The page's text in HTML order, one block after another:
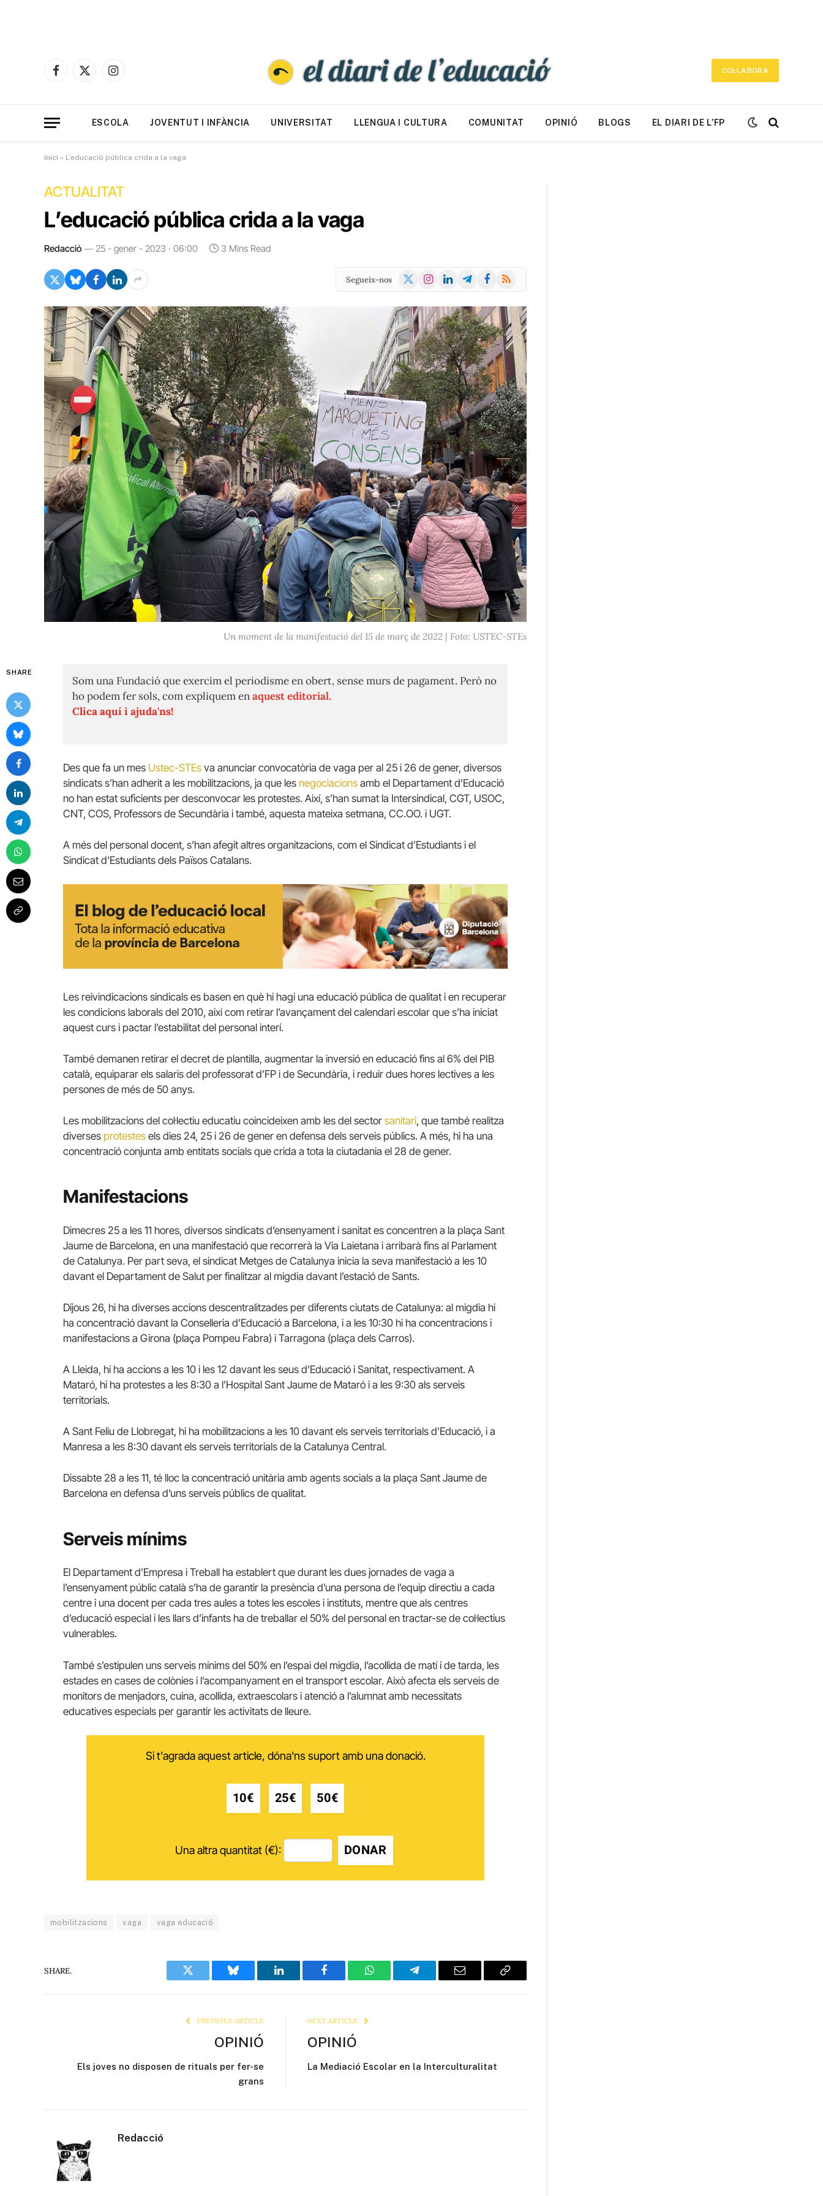
Facebook
X
Instagram
COL·LABORA
ESCOLA JOVENTUT I INFÀNCIA UNIVERSITAT LLENGUA I CULTURA COMUNITAT OPINIÓ BLOGS EL DIARI DE L’FP
Inici » L’educació pública crida a la vaga
ACTUALITAT
L’educació pública crida a la vaga
Redacció 25 - gener - 2023 · 06:00 3 Mins Read
Segueix-nos
X
Instagram
LinkedInTelegramFacebook
RSS
Un moment de la manifestació del 15 de març de 2022 | Foto: USTEC-STEs
SHARE
Som una Fundació que exercim el periodisme en obert, sense murs de pagament. Però no
ho podem fer sols, com expliquem enaquest editorial.
Clica aquí i ajuda'ns!
Des que fa un mes Ustec-STEs va anunciar convocatòria de vaga per al 25 i 26 de gener, diversos
sindicats s’han adherit a les mobilitzacions, ja que les negociacions amb el Departament d’Educació
no han estat suficients per desconvocar les protestes. Així, s’han sumat la Intersindical, CGT, USOC,
CNT, COS, Professors de Secundària i també, aquesta mateixa setmana, CC.OO. i UGT.
A més del personal docent, s’han afegit altres organitzacions, com el Sindicat d’Estudiants i el
Sindicat d’Estudiants dels Països Catalans.
Les reivindicacions sindicals es basen en què hi hagi una educació pública de qualitat i en recuperar
les condicions laborals del 2010, així com retirar l’avançament del calendari escolar que s’ha iniciat
aquest curs i pactar l’estabilitat del personal interí.
També demanen retirar el decret de plantilla, augmentar la inversió en educació fins al 6% del PIB
català, equiparar els salaris del professorat d’FP i de Secundària, i reduir dues hores lectives a les
persones de més de 50 anys.
Les mobilitzacions del col·lectiu educatiu coincideixen amb les del sector sanitari, que també realitza
diverses protestes els dies 24, 25 i 26 de gener en defensa dels serveis públics. A més, hi ha una
concentració conjunta amb entitats socials que crida a tota la ciutadania el 28 de gener.
Manifestacions
Dimecres 25 a les 11 hores, diversos sindicats d’ensenyament i sanitat es concentren a la plaça Sant
Jaume de Barcelona, en una manifestació que recorrerà la Via Laietana i arribarà fins al Parlament
de Catalunya. Per part seva, el sindicat Metges de Catalunya inicia la seva manifestació a les 10
davant el Departament de Salut per finalitzar al migdia davant l’estació de Sants.
Dijous 26, hi ha diverses accions descentralitzades per diferents ciutats de Catalunya: al migdia hi
ha concentració davant la Conselleria d’Educació a Barcelona, i a les 10:30 hi ha concentracions i
manifestacions a Girona (plaça Pompeu Fabra) i Tarragona (plaça dels Carros).
A Lleida, hi ha accions a les 10 i les 12 davant les seus d’Educació i Sanitat, respectivament. A
Mataró, hi ha protestes a les 8:30 a l’Hospital Sant Jaume de Mataró i a les 9:30 als serveis
territorials.
A Sant Feliu de Llobregat, hi ha mobilitzacions a les 10 davant els serveis territorials d’Educació, i a
Manresa a les 8:30 davant els serveis territorials de la Catalunya Central.
Dissabte 28 a les 11, té lloc la concentració unitària amb agents socials a la plaça Sant Jaume de
Barcelona en defensa d’uns serveis públics de qualitat.
Serveis mínims
El Departament d’Empresa i Treball ha establert que durant les dues jornades de vaga a
l’ensenyament públic català s’ha de garantir la presència d’una persona de l’equip directiu a cada
centre i una docent per cada tres aules a totes les escoles i instituts, mentre que als centres
d’educació especial i les llars d’infants ha de treballar el 50% del personal en tractar-se de col·lectius
vulnerables.
També s’estipulen uns serveis mínims del 50% en l’espai del migdia, l’acollida de matí i de tarda, les
estades en cases de colònies i l’acompanyament en el transport escolar. Això afecta els serveis de
monitors de menjadors, cuina, acollida, extraescolars i atenció a l’alumnat amb necessitats
educatives especials per garantir les activitats de lleure.
Si t'agrada aquest article, dóna'ns suport amb una donació.
10€ 25€ 50€
Una altra quantitat (€): DONAR
mobilitzacions vaga vaga educació
SHARE.
Twitter Bluesky LinkedIn Facebook WhatsAppTelegram Email
Copy
PREVIOUS ARTICLE
OPINIÓ
Els joves no disposen de rituals per fer-se
grans
NEXT ARTICLE
OPINIÓ
La Mediació Escolar en la Interculturalitat
Redacció